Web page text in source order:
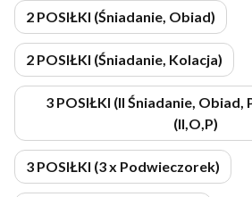
2 POSIŁKI (Śniadanie, Obiad)
2 POSIŁKI (Śniadanie, Kolacja)
3 POSIŁKI (II Śniadanie,
(II,O,P)
3 POSIŁKI (3 x Podwieczorek)